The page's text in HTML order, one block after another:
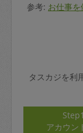
参考: お仕事
タスカジを利
アカウン